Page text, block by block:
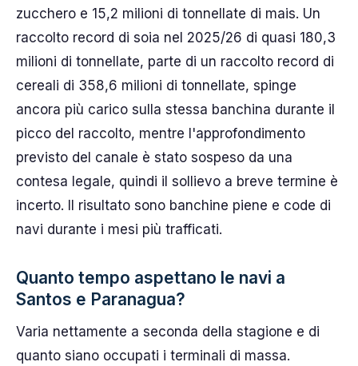
zucchero e 15,2 milioni di tonnellate di mais. Un
raccolto record di soia nel 2025/26 di quasi 180,3
milioni di tonnellate, parte di un raccolto record di
cereali di 358,6 milioni di tonnellate, spinge
ancora più carico sulla stessa banchina durante il
picco del raccolto, mentre l'approfondimento
previsto del canale è stato sospeso da una
contesa legale, quindi il sollievo a breve termine è
incerto. Il risultato sono banchine piene e code di
navi durante i mesi più trafficati.
Quanto tempo aspettano le navi a
Santos e Paranagua?
Varia nettamente a seconda della stagione e di
quanto siano occupati i terminali di massa.